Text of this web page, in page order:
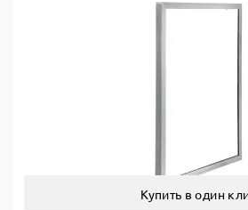
Купить в один